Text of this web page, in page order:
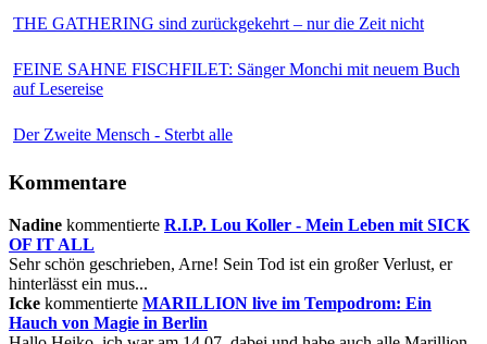
THE GATHERING sind zurückgekehrt – nur die Zeit nicht
FEINE SAHNE FISCHFILET: Sänger Monchi mit neuem Buch
auf Lesereise
Der Zweite Mensch - Sterbt alle
Kommentare
Nadine kommentierte R.I.P. Lou Koller - Mein Leben mit SICK
OF IT ALL
Sehr schön geschrieben, Arne! Sein Tod ist ein großer Verlust, er
hinterlässt ein mus...
Icke kommentierte MARILLION live im Tempodrom: Ein
Hauch von Magie in Berlin